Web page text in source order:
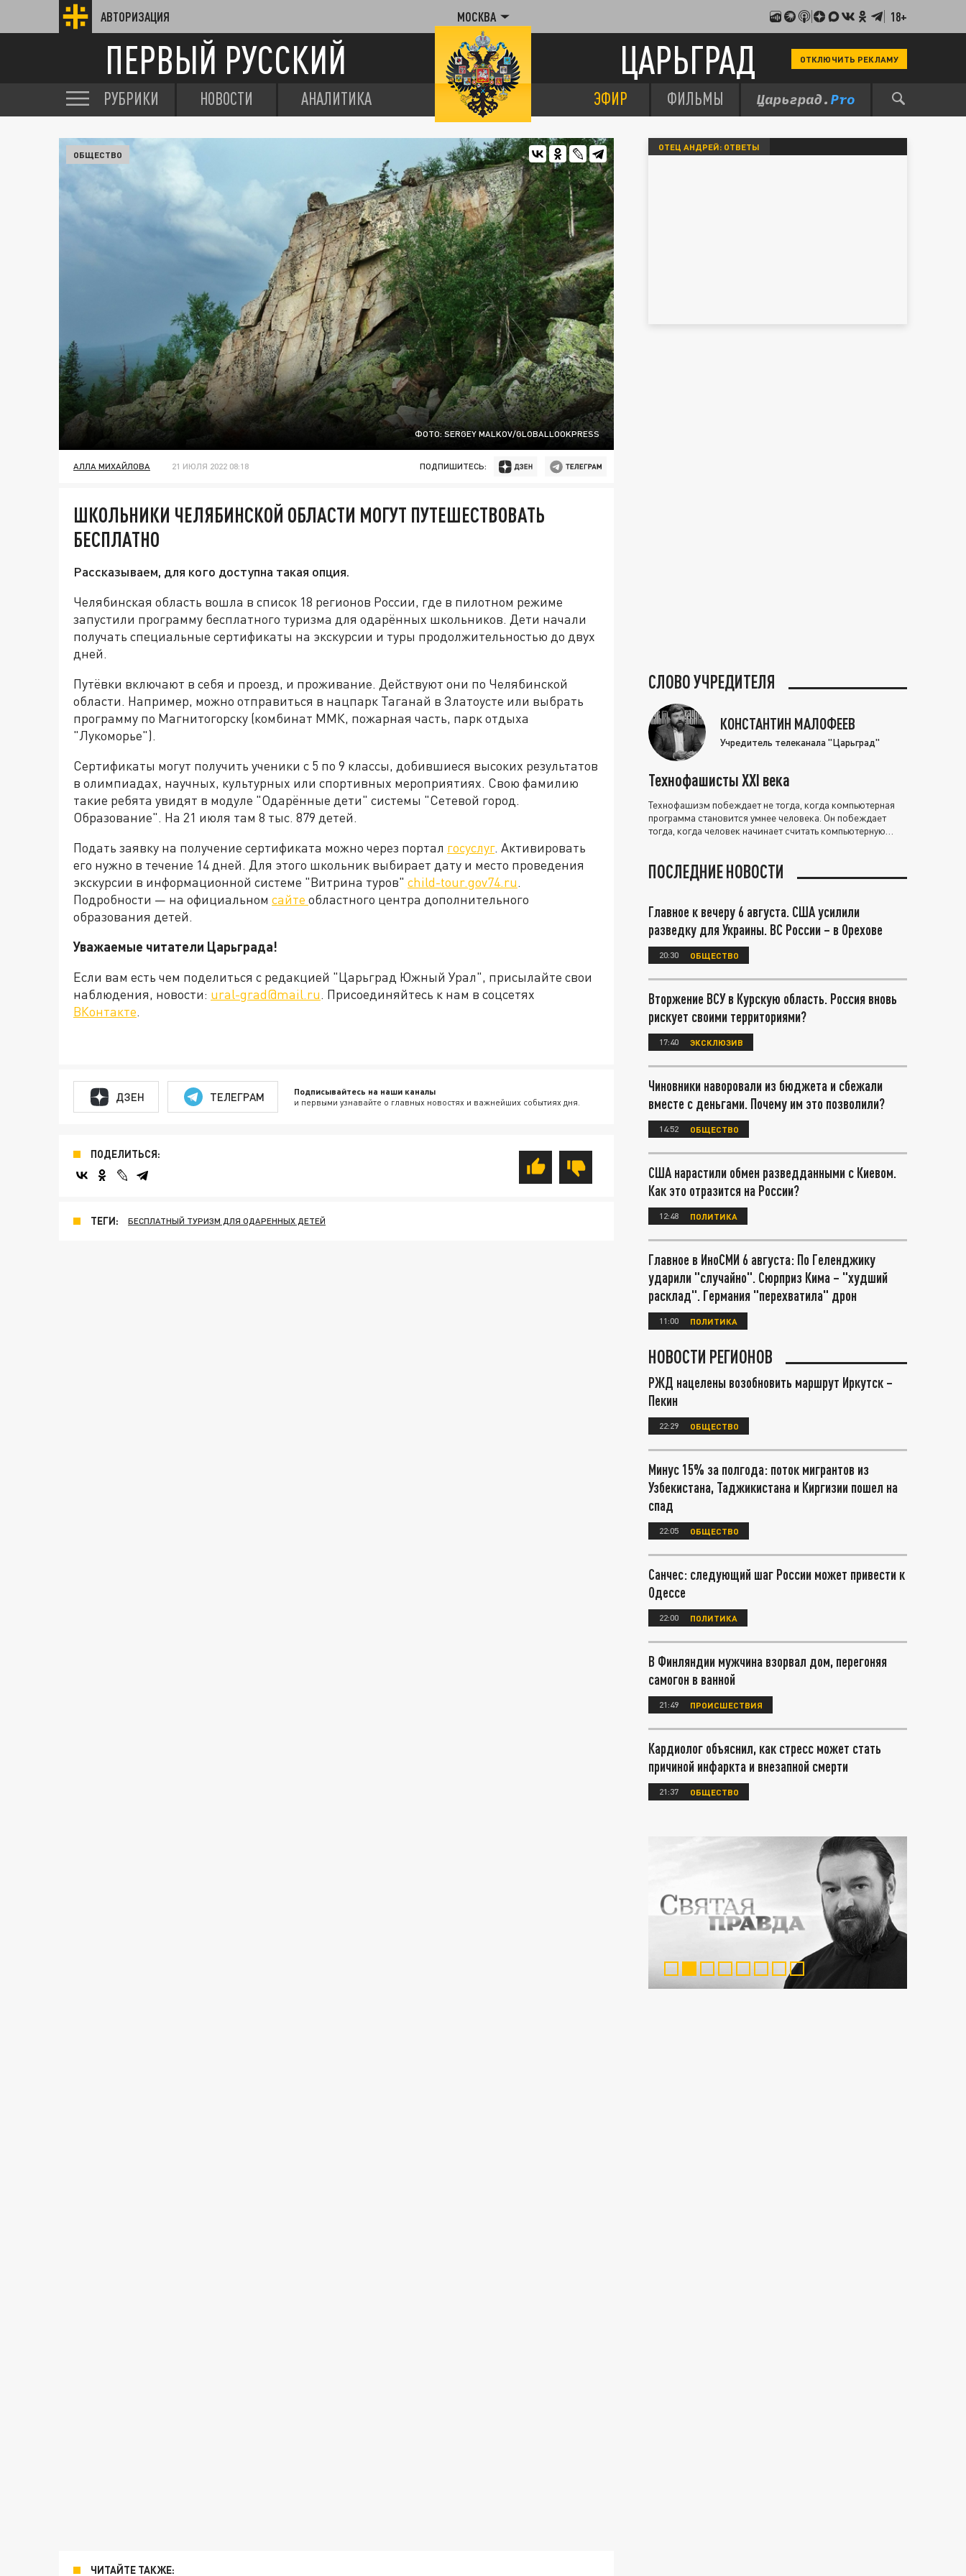
АВТОРИЗАЦИЯ МОСКВА 18+
ПЕРВЫЙ РУССКИЙ ЦАРЬГРАД ОТКЛЮЧИТЬ РЕКЛАМУ
РУБРИКИ НОВОСТИ АНАЛИТИКА ЭФИР ФИЛЬМЫ
ФОТО: SERGEY MALKOV/GLOBALLOOKPRESS
ОБЩЕСТВО
АЛЛА МИХАЙЛОВА 21 ИЮЛЯ 2022 08:18 ПОДПИШИТЕСЬ:
ШКОЛЬНИКИ ЧЕЛЯБИНСКОЙ ОБЛАСТИ МОГУТ ПУТЕШЕСТВОВАТЬ
БЕСПЛАТНО
Рассказываем, для кого доступна такая опция.
Челябинская область вошла в список 18 регионов России, где в пилотном режиме
запустили программу бесплатного туризма для одарённых школьников. Дети начали
получать специальные сертификаты на экскурсии и туры продолжительностью до двух
дней.
Путёвки включают в себя и проезд, и проживание. Действуют они по Челябинской
области. Например, можно отправиться в нацпарк Таганай в Златоусте или выбрать
программу по Магнитогорску (комбинат ММК, пожарная часть, парк отдыха
"Лукоморье").
Сертификаты могут получить ученики с 5 по 9 классы, добившиеся высоких результатов
в олимпиадах, научных, культурных или спортивных мероприятиях. Свою фамилию
такие ребята увидят в модуле "Одарённые дети" системы "Сетевой город.
Образование". На 21 июля там 8 тыс. 879 детей.
Подать заявку на получение сертификата можно через портал госуслуг. Активировать
его нужно в течение 14 дней. Для этого школьник выбирает дату и место проведения
экскурсии в информационной системе "Витрина туров" child-tour.gov74.ru.
Подробности — на официальном сайте областного центра дополнительного
образования детей.
Уважаемые читатели Царьграда!
Если вам есть чем поделиться с редакцией "Царьград Южный Урал", присылайте свои
наблюдения, новости: ural-grad@mail.ru. Присоединяйтесь к нам в соцсетях
ВКонтакте.
ДЗЕН ТЕЛЕГРАМ Подписывайтесь на наши каналы
и первыми узнавайте о главных новостях и важнейших событиях дня.
ПОДЕЛИТЬСЯ:
ТЕГИ: БЕСПЛАТНЫЙ ТУРИЗМ ДЛЯ ОДАРЕННЫХ ДЕТЕЙ
ЧИТАЙТЕ ТАКЖЕ:
ОТЕЦ АНДРЕЙ: ОТВЕТЫ
СЛОВО УЧРЕДИТЕЛЯ
КОНСТАНТИН МАЛОФЕЕВ
Учредитель телеканала "Царьград"
Технофашисты XXI века
Технофашизм побеждает не тогда, когда компьютерная
программа становится умнее человека. Он побеждает
тогда, когда человек начинает считать компьютерную
ПОСЛЕДНИЕ НОВОСТИ
Главное к вечеру 6 августа. США усилили
разведку для Украины. ВС России – в Орехове
20:30 ОБЩЕСТВО
Вторжение ВСУ в Курскую область. Россия вновь
рискует своими территориями?
17:40 ЭКСКЛЮЗИВ
Чиновники наворовали из бюджета и сбежали
вместе с деньгами. Почему им это позволили?
14:52 ОБЩЕСТВО
США нарастили обмен разведданными с Киевом.
Как это отразится на России?
12:48 ПОЛИТИКА
Главное в ИноСМИ 6 августа: По Геленджику
ударили "случайно". Сюрприз Кима – "худший
расклад". Германия "перехватила" дрон
11:00 ПОЛИТИКА
НОВОСТИ РЕГИОНОВ
РЖД нацелены возобновить маршрут Иркутск –
Пекин
22:29 ОБЩЕСТВО
Минус 15% за полгода: поток мигрантов из
Узбекистана, Таджикистана и Киргизии пошел на
спад
22:05 ОБЩЕСТВО
Санчес: следующий шаг России может привести к
Одессе
22:00 ПОЛИТИКА
В Финляндии мужчина взорвал дом, перегоняя
самогон в ванной
21:49 ПРОИСШЕСТВИЯ
Кардиолог объяснил, как стресс может стать
причиной инфаркта и внезапной смерти
21:37 ОБЩЕСТВО